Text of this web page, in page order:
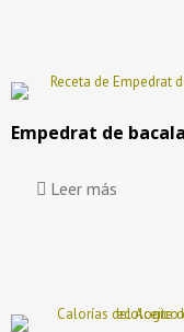
Empedrat de
Leer más